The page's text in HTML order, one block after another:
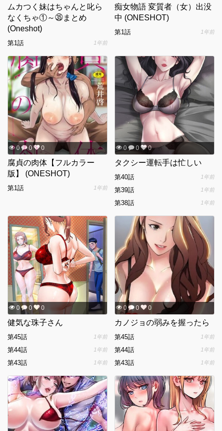
ムカつく妹はちゃんと叱ら
なくちゃ①～㉟まとめ
(Oneshot)
第1話 1年前
痴女物語 変質者（女）出没
中 (ONESHOT)
第1話 1年前
0 0 0
腐貞の肉体【フルカラー
版】 (ONESHOT)
第1話 1年前
0 0 0
タクシー運転手は忙しい
第40話 1年前
第39話 1年前
第38話 1年前
0 0 0
健気な珠子さん
第45話 1年前
第44話 1年前
第43話 1年前
0 0 0
カノジョの弱みを握ったら
第45話 1年前
第44話 1年前
第43話 1年前